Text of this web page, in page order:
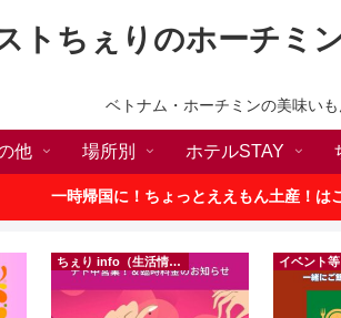
トちぇりのホーチミ
ベトナム・ホーチミンの美味いも
他 場所別 ホテルSTAY
一時帰国に！ちょっとええもん土産！は
ちぇり info（生活情報） イベント等